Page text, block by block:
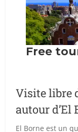
Visite libre
autour d’El
El Borne est un